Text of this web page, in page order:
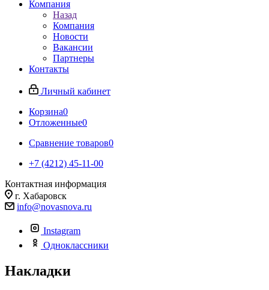
Компания
Назад
Компания
Новости
Вакансии
Партнеры
Контакты
Личный кабинет
Корзина0
Отложенные0
Сравнение товаров0
+7 (4212) 45-11-00
Контактная информация
г. Хабаровск
info@novasnova.ru
Instagram
Одноклассники
Накладки